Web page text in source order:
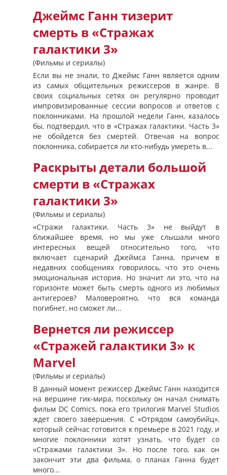
Джеймс Ганн тизерит
смерть в «Стражах
галактики 3»
(Фильмы и сериалы)
Если вы не знали, то Джеймс Ганн является одним
из самых общительных режиссеров в жанре. В
своих социальных сетях он регулярно проводит
импровизированные сессии вопросов и ответов с
поклонниками. На прошлой недели Ганн, казалось
бы, подтвердил, что в «Стражах галактики. Часть 3»
не обойдется без смертей. Отвечая на вопрос
поклонника, собирается ли кто-нибудь умереть в...
Раскрыты детали большой
смерти в «Стражах
галактики 3»
(Фильмы и сериалы)
«Стражи галактики. Часть 3» не выйдут в
ближайшее время, но мы уже слышали много
интересных вещей относительно того, что
включает сценарий Джеймса Ганна, причем в
недавних сообщениях говорилось, что это очень
эмоциональная история. Но значит ли это, что на
горизонте может быть смерть одного из любимых
антигероев? Маловероятно, что вся команда
погибнет, но сможет ли...
Вернется ли режиссер
«Стражей галактики 3» к
Marvel
(Фильмы и сериалы)
В данный момент режиссер Джеймс Ганн находится
на вершине гик-мира, поскольку он начал снимать
фильм DC Comics, пока его трилогия Marvel Studios
ждет своего завершения. С «Отрядом самоубийц»,
который сейчас готовится к премьере в 2021 году, и
многие поклонники хотят узнать, что будет со
«Стражами галактики 3». Но после того, как он
закончит эти два фильма, о планах Ганна будет
много...